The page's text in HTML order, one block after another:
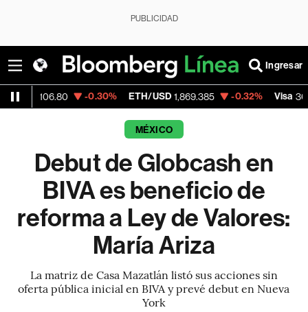
PUBLICIDAD
Ingresar
-0.30% ETH/USD 1,869.385 -0.32% Visa 369.59
MÉXICO
Debut de Globcash en
BIVA es beneficio de
reforma a Ley de Valores:
María Ariza
La matriz de Casa Mazatlán listó sus acciones sin
oferta pública inicial en BIVA y prevé debut en Nueva
York